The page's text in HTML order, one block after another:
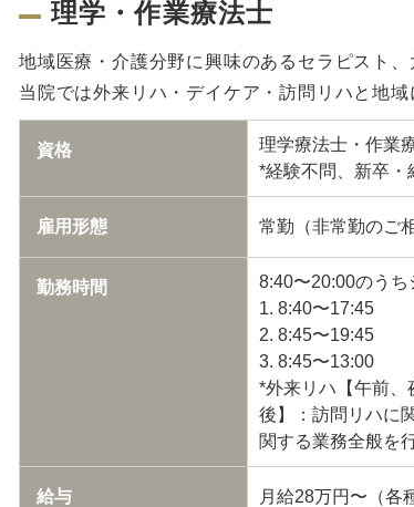
理学・作業療法士
地域医療・介護分野に興味のあるセラピスト、
当院では外来リハ・デイケア・訪問リハと地域
資格
理学療法士・作業
*経験不問、新卒・
雇用形態 常勤（非常勤のご
勤務時間
8:40〜20:00のうち
1. 8:40〜17:45
2. 8:45〜19:45
3. 8:45〜13:00
*外来リハ【午前、
後】：訪問リハに
関する業務全般を
給与 月給28万円〜（各